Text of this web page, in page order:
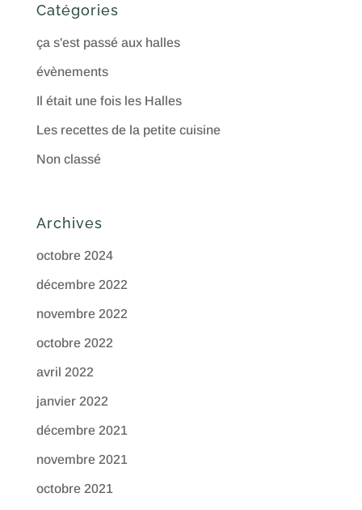
Catégories
ça s'est passé aux halles
évènements
Il était une fois les Halles
Les recettes de la petite cuisine
Non classé
Archives
octobre 2024
décembre 2022
novembre 2022
octobre 2022
avril 2022
janvier 2022
décembre 2021
novembre 2021
octobre 2021